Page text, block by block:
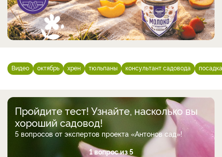
Видео октябрь хрен тюльпаны консультант садовода
Пройдите тест! Узнайте, насколько вы
хороший садовод!
5 вопросов от экспертов проекта «Антонов сад»!
1 вопрос из 5